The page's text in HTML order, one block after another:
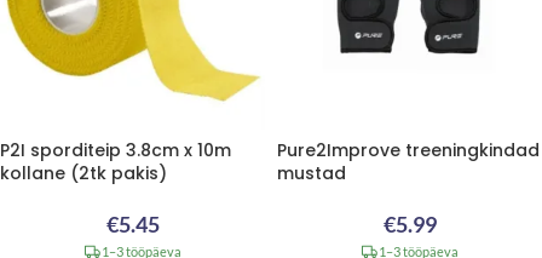
P2I sporditeip 3.8cm x 10m
kollane (2tk pakis)
€5.45
1–3 tööpäeva
Pure2Improve treeningkindad
mustad
€5.99
1–3 tööpäeva